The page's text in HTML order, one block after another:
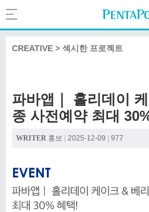
COMPANY
Search
PentaPost.net
CREATIVE > 섹시한 프로젝트
파바앱｜ 홀리데이
종 사전예약 최대
WRITER 홍보 2025-12-09 977